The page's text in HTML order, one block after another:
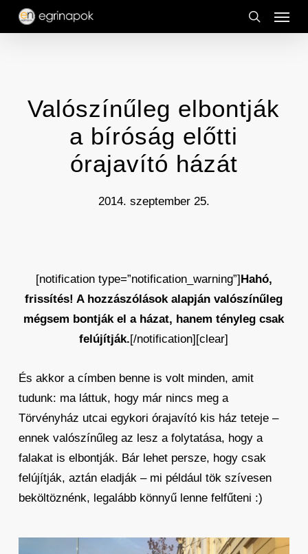
Skip
search
Menu
Valószínűleg elbontják
a bíróság előtti
órajavító házát
2014. szeptember 25.
[notification type=”notification_warning”]Hahó,
frissítés! A hozzászólások alapján valószínűleg
mégsem bontják el a házat, hanem tényleg csak
felújítják.[/notification][clear]
És akkor a címben benne is volt minden, amit
tudunk: ma láttuk, hogy már nincs meg a
Törvényház utcai egykori órajavító kis ház teteje –
ennek valószínűleg az lesz a folytatása, hogy a
falakat is elbontják. Bár lehet persze, hogy csak
felújítják, aztán eladják – mi például tök szívesen
beköltöznénk, legalább könnyű lenne felfűteni :)